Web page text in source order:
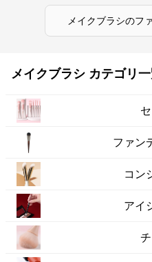
メイクブラシのフ
メイクブラシ カテゴリ
ファン
コン
アイ